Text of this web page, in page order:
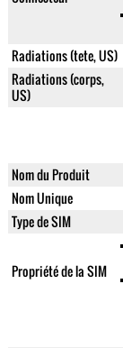
Radiations (tete, US)
Radiations (corps,
US)
Nom du Produit
Nom Unique
Type de SIM
Propriété de la SIM